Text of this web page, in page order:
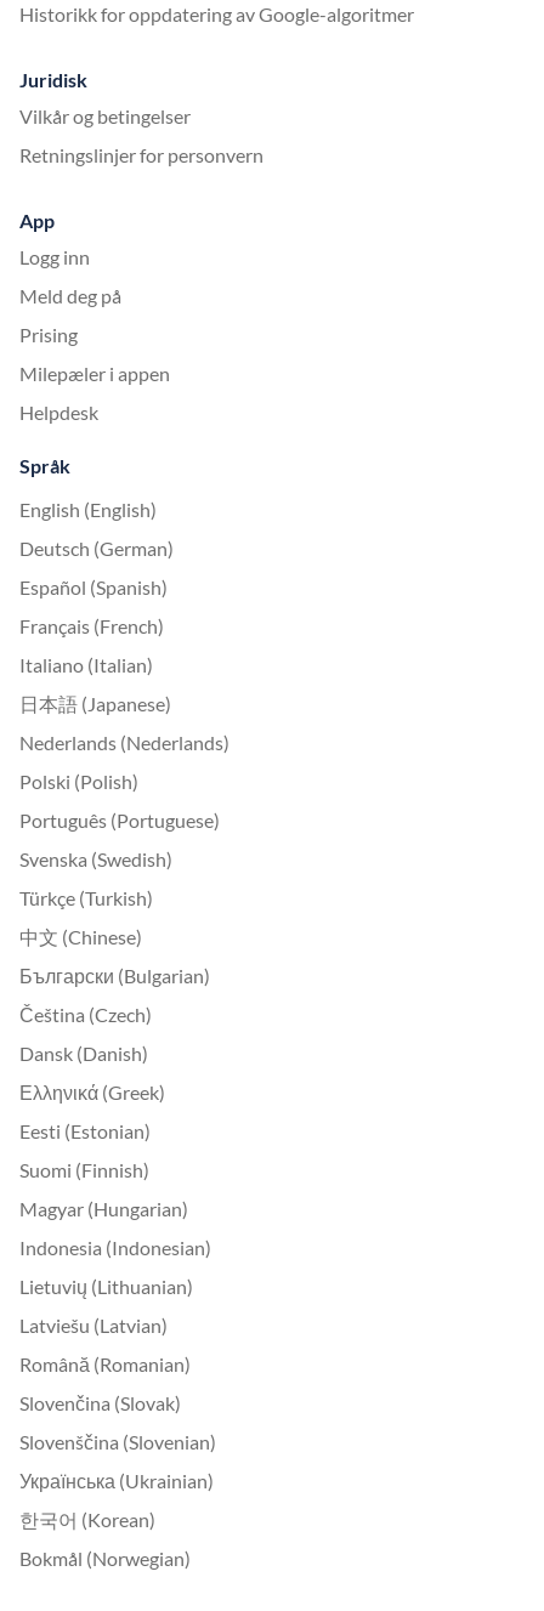
Historikk for oppdatering av Google-algoritmer
Juridisk
Vilkår og betingelser
Retningslinjer for personvern
App
Logg inn
Meld deg på
Prising
Milepæler i appen
Helpdesk
Språk
English (English)
Deutsch (German)
Español (Spanish)
Français (French)
Italiano (Italian)
日本語 (Japanese)
Nederlands (Nederlands)
Polski (Polish)
Português (Portuguese)
Svenska (Swedish)
Türkçe (Turkish)
中文 (Chinese)
Български (Bulgarian)
Čeština (Czech)
Dansk (Danish)
Ελληνικά (Greek)
Eesti (Estonian)
Suomi (Finnish)
Magyar (Hungarian)
Indonesia (Indonesian)
Lietuvių (Lithuanian)
Latviešu (Latvian)
Română (Romanian)
Slovenčina (Slovak)
Slovenščina (Slovenian)
Українська (Ukrainian)
한국어 (Korean)
Bokmål (Norwegian)